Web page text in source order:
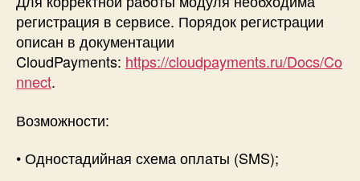
регистрация в сервисе. Порядок регистрации
описан в документации
CloudPayments: https://cloudpayments.ru/Docs/Co
nnect.
Возможности:
• Одностадийная схема оплаты (SMS);